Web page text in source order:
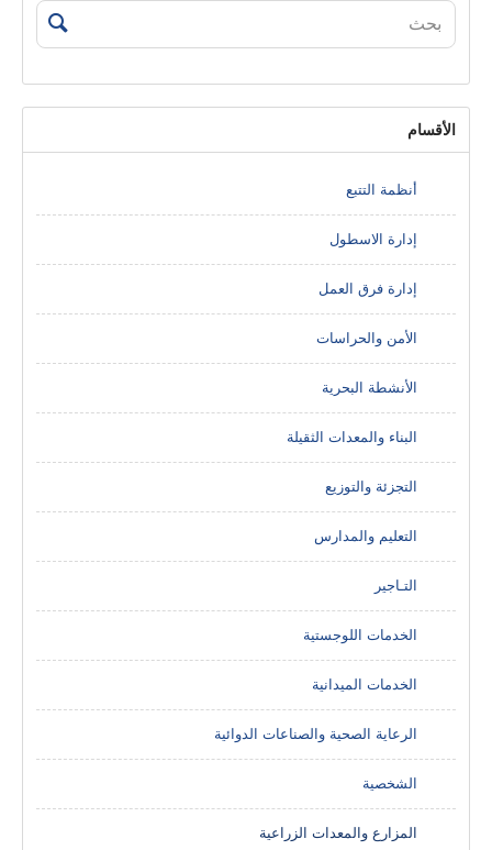
الأقسام
أنظمة التتبع
إدارة الاسطول
إدارة فرق العمل
الأمن والحراسات
الأنشطة البحرية
البناء والمعدات الثقيلة
التجزئة والتوزيع
التعليم والمدارس
التـاجير
الخدمات اللوجستية
الخدمات الميدانية
الرعاية الصحية والصناعات الدوائية
الشخصية
المزارع والمعدات الزراعية